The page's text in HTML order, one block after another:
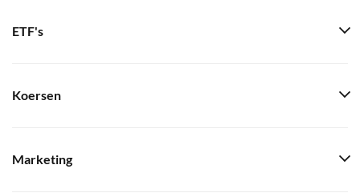
ETF's
Koersen
Marketing